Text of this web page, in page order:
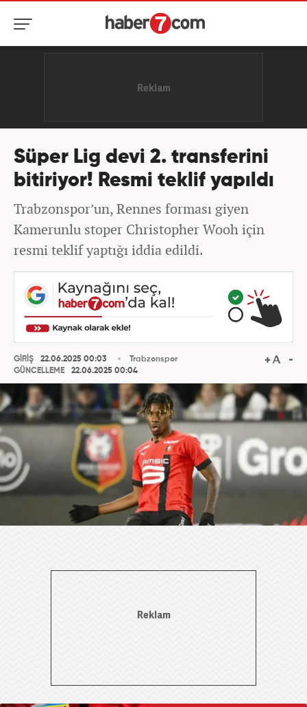
Süper Lig devi 2. transferini
bitiriyor! Resmi teklif yapıldı
Trabzonspor’un, Rennes forması giyen
Kamerunlu stoper Christopher Wooh için
resmi teklif yaptığı iddia edildi.
GİRİŞ
22.06.2025 00:03
GÜNCELLEME
22.06.2025 00:04
Trabzonspor